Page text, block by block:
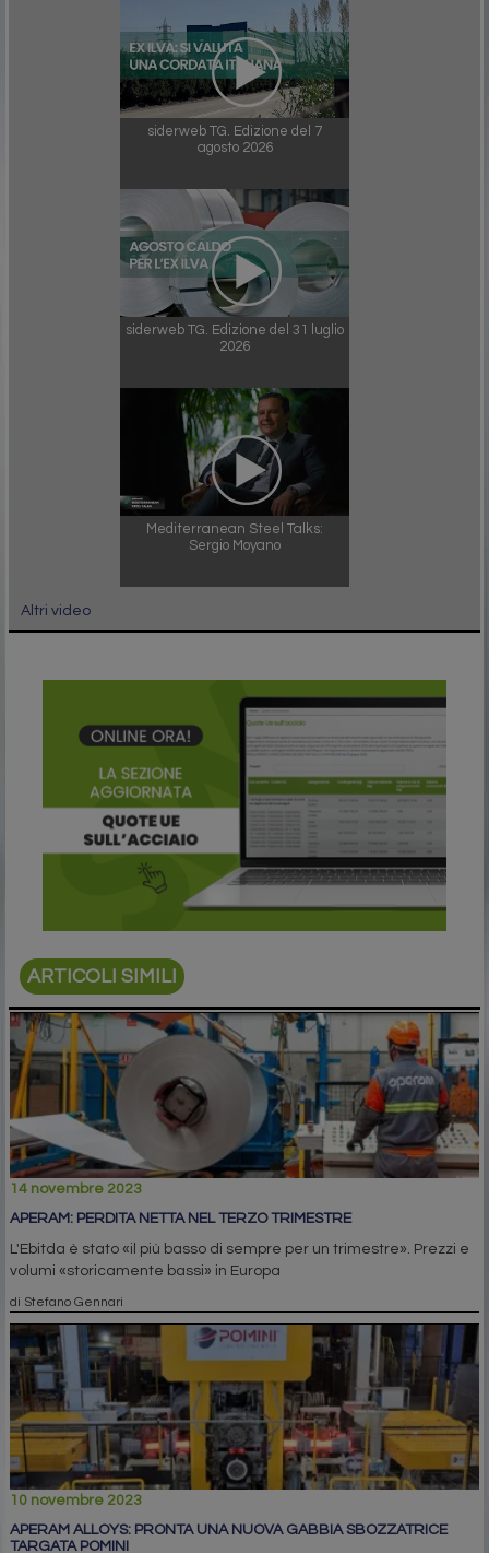
siderweb TG. Edizione del 7
agosto 2026
siderweb TG. Edizione del 31 luglio
2026
Mediterranean Steel Talks:
Sergio Moyano
Altri video
ARTICOLI SIMILI
14 novembre 2023
APERAM: PERDITA NETTA NEL TERZO TRIMESTRE
L'Ebitda è stato «il più basso di sempre per un trimestre». Prezzi e
volumi «storicamente bassi» in Europa
di Stefano Gennari
10 novembre 2023
APERAM ALLOYS: PRONTA UNA NUOVA GABBIA SBOZZATRICE
TARGATA POMINI